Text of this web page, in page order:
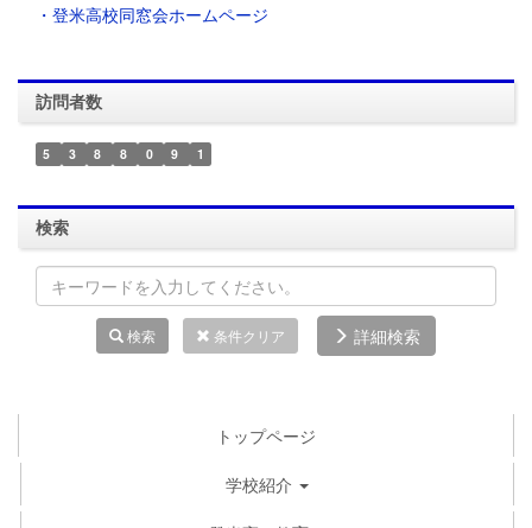
・登米高校同窓会ホームページ
訪問者数
5 3 8 8 0 9 1
検索
検索 条件クリア 詳細検索
トップページ
学校紹介